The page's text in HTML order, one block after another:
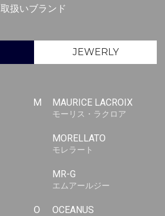
取扱いブランド
JEWERLY
M MAURICE LACROIX
モーリス・ラクロア
MORELLATO
モレラート
MR-G
エムアールジー
O OCEANUS